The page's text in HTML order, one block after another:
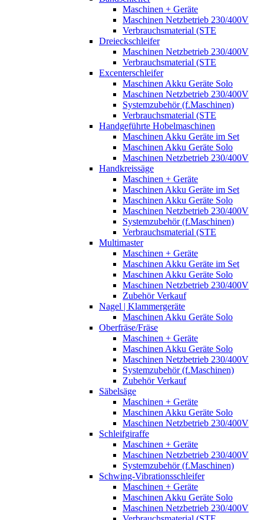
Maschinen + Geräte
Maschinen Netzbetrieb 230/400V
Verbrauchsmaterial (STE
Dreieckschleifer
Maschinen Netzbetrieb 230/400V
Verbrauchsmaterial (STE
Excenterschleifer
Maschinen Akku Geräte Solo
Maschinen Netzbetrieb 230/400V
Systemzubehör (f.Maschinen)
Verbrauchsmaterial (STE
Handgeführte Hobelmaschinen
Maschinen Akku Geräte im Set
Maschinen Akku Geräte Solo
Maschinen Netzbetrieb 230/400V
Handkreissäge
Maschinen + Geräte
Maschinen Akku Geräte im Set
Maschinen Akku Geräte Solo
Maschinen Netzbetrieb 230/400V
Systemzubehör (f.Maschinen)
Verbrauchsmaterial (STE
Multimaster
Maschinen + Geräte
Maschinen Akku Geräte im Set
Maschinen Akku Geräte Solo
Maschinen Netzbetrieb 230/400V
Zubehör Verkauf
Nagel | Klammergeräte
Maschinen Akku Geräte Solo
Oberfräse/Fräse
Maschinen + Geräte
Maschinen Akku Geräte Solo
Maschinen Netzbetrieb 230/400V
Systemzubehör (f.Maschinen)
Zubehör Verkauf
Säbelsäge
Maschinen + Geräte
Maschinen Akku Geräte Solo
Maschinen Netzbetrieb 230/400V
Schleifgiraffe
Maschinen + Geräte
Maschinen Netzbetrieb 230/400V
Systemzubehör (f.Maschinen)
Schwing-Vibrationsschleifer
Maschinen + Geräte
Maschinen Akku Geräte Solo
Maschinen Netzbetrieb 230/400V